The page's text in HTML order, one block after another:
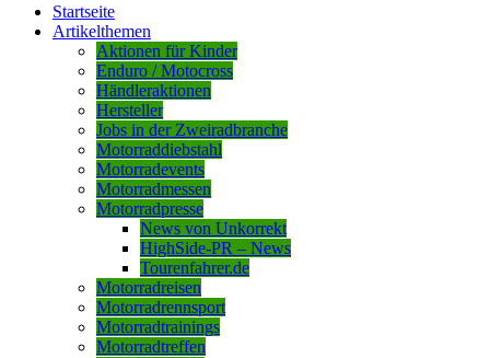
Startseite
Artikelthemen
Aktionen für Kinder
Enduro / Motocross
Händleraktionen
Hersteller
Jobs in der Zweiradbranche
Motorraddiebstahl
Motorradevents
Motorradmessen
Motorradpresse
News von Unkorrekt
HighSide-PR – News
Tourenfahrer.de
Motorradreisen
Motorradrennsport
Motorradtrainings
Motorradtreffen